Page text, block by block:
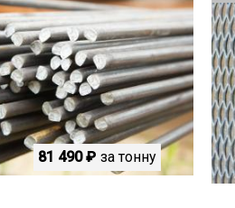
81 490 ₽ за тонну